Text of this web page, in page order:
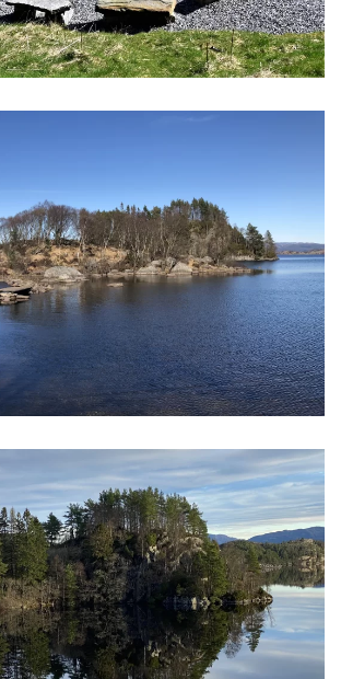
lille øya skal det være en eldre
steinalderen. Stedet er fint til å
for arrangementer under åpen
himmel.
øya er det fint å overnatte under
Med sine mange store trær er
glimrende til bruk av hengekøyer.